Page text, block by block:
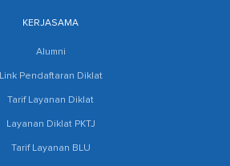
KERJASAMA
Alumni
Link Pendaftaran Diklat
Tarif Layanan Diklat
Layanan Diklat PKTJ
Tarif Layanan BLU